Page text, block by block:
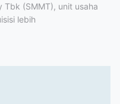
Tbk (SMMT), unit usaha
lebih